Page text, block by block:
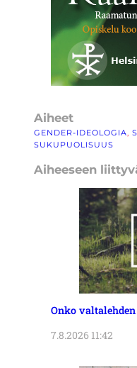
Aiheet
GENDER-IDEOLOGIA,
SUKUPUOLISUUS
Aiheeseen
Onko
7.8.2026 11:42